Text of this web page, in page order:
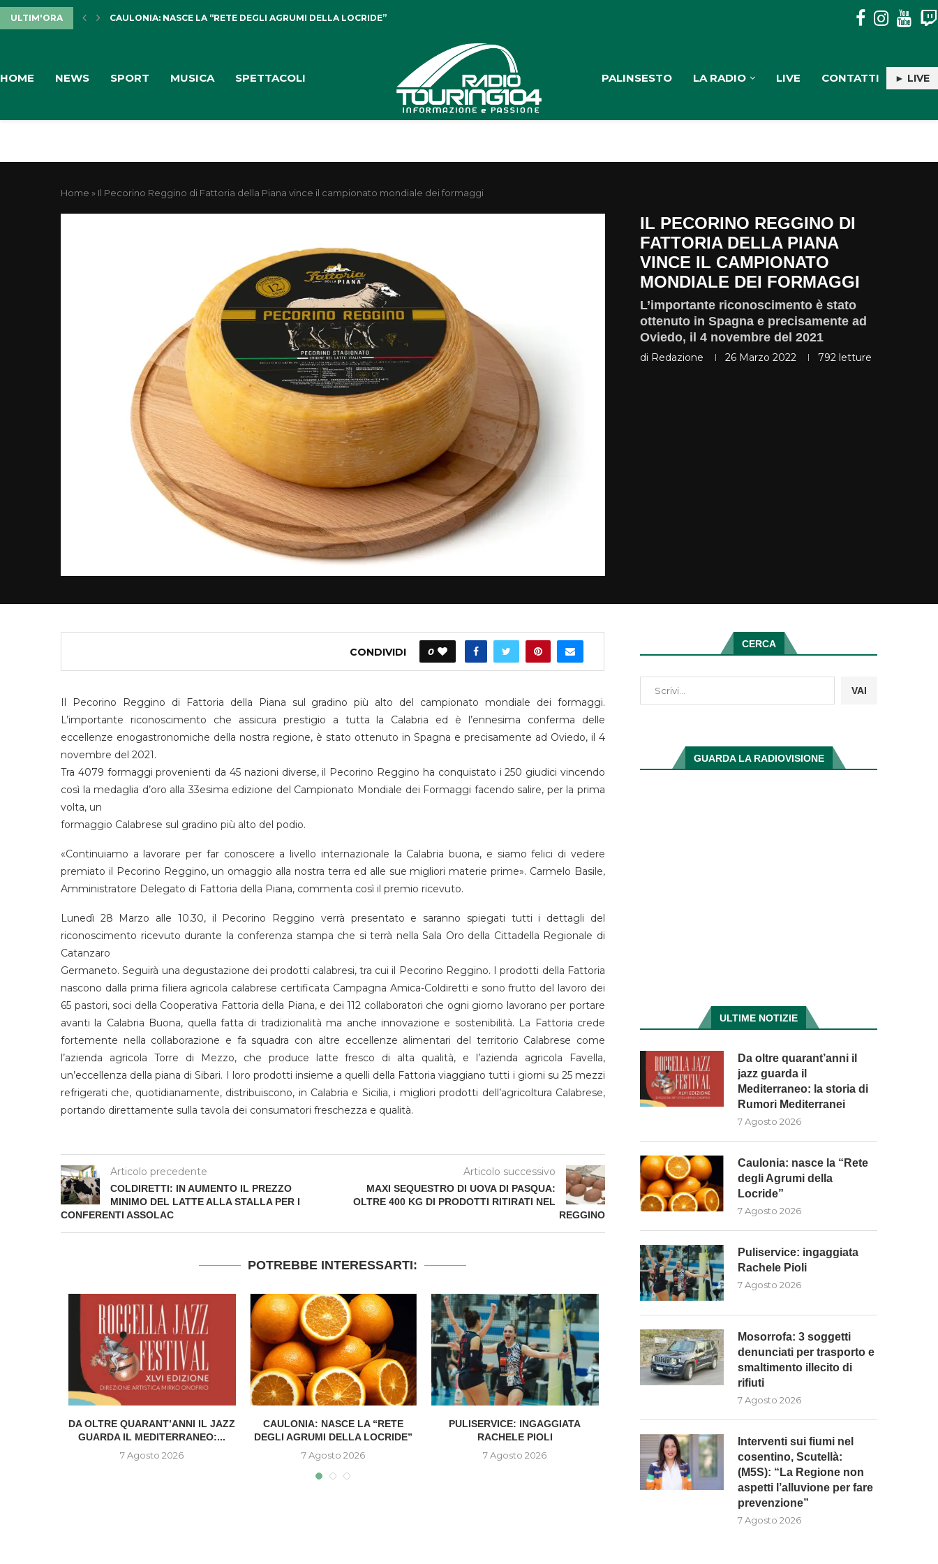
ULTIM'ORA CAULONIA: NASCE LA “RETE DEGLI AGRUMI DELLA LOCRIDE” PULISERVICE: INGAGGIATA RACHELE PIOLI
HOME NEWS SPORT MUSICA SPETTACOLI PALINSESTO LA RADIO LIVE CONTATTI ► LIVE
Home » Il Pecorino Reggino di Fattoria della Piana vince il campionato mondiale dei formaggi
IL PECORINO REGGINO DI
FATTORIA DELLA PIANA
VINCE IL CAMPIONATO
MONDIALE DEI FORMAGGI
L’importante riconoscimento è stato
ottenuto in Spagna e precisamente ad
Oviedo, il 4 novembre del 2021
di Redazione 26 Marzo 2022 792 letture
CONDIVIDI 0
Il Pecorino Reggino di Fattoria della Piana sul gradino più alto del campionato mondiale dei formaggi.
L’importante riconoscimento che assicura prestigio a tutta la Calabria ed è l’ennesima conferma delle
eccellenze enogastronomiche della nostra regione, è stato ottenuto in Spagna e precisamente ad Oviedo, il 4
novembre del 2021.
Tra 4079 formaggi provenienti da 45 nazioni diverse, il Pecorino Reggino ha conquistato i 250 giudici vincendo
così la medaglia d’oro alla 33esima edizione del Campionato Mondiale dei Formaggi facendo salire, per la prima
volta, un
formaggio Calabrese sul gradino più alto del podio.
«Continuiamo a lavorare per far conoscere a livello internazionale la Calabria buona, e siamo felici di vedere
premiato il Pecorino Reggino, un omaggio alla nostra terra ed alle sue migliori materie prime». Carmelo Basile,
Amministratore Delegato di Fattoria della Piana, commenta così il premio ricevuto.
Lunedì 28 Marzo alle 10.30, il Pecorino Reggino verrà presentato e saranno spiegati tutti i dettagli del
riconoscimento ricevuto durante la conferenza stampa che si terrà nella Sala Oro della Cittadella Regionale di
Catanzaro
Germaneto. Seguirà una degustazione dei prodotti calabresi, tra cui il Pecorino Reggino. I prodotti della Fattoria
nascono dalla prima filiera agricola calabrese certificata Campagna Amica-Coldiretti e sono frutto del lavoro dei
65 pastori, soci della Cooperativa Fattoria della Piana, e dei 112 collaboratori che ogni giorno lavorano per portare
avanti la Calabria Buona, quella fatta di tradizionalità ma anche innovazione e sostenibilità. La Fattoria crede
fortemente nella collaborazione e fa squadra con altre eccellenze alimentari del territorio Calabrese come
l’azienda agricola Torre di Mezzo, che produce latte fresco di alta qualità, e l’azienda agricola Favella,
un’eccellenza della piana di Sibari. I loro prodotti insieme a quelli della Fattoria viaggiano tutti i giorni su 25 mezzi
refrigerati che, quotidianamente, distribuiscono, in Calabria e Sicilia, i migliori prodotti dell’agricoltura Calabrese,
portando direttamente sulla tavola dei consumatori freschezza e qualità.
Articolo precedente
COLDIRETTI: IN AUMENTO IL PREZZO
MINIMO DEL LATTE ALLA STALLA PER I
CONFERENTI ASSOLAC
Articolo successivo
MAXI SEQUESTRO DI UOVA DI PASQUA:
OLTRE 400 KG DI PRODOTTI RITIRATI NEL
REGGINO
POTREBBE INTERESSARTI:
DA OLTRE QUARANT’ANNI IL JAZZ
GUARDA IL MEDITERRANEO:...
7 Agosto 2026
CAULONIA: NASCE LA “RETE
DEGLI AGRUMI DELLA LOCRIDE”
7 Agosto 2026
PULISERVICE: INGAGGIATA
RACHELE PIOLI
7 Agosto 2026
MOSORROFA: 3 SOGGETTI
DENUNCIATI PER TRASPORTO E
SMALTIMENTO...
7 Agosto 2026
INTERVENTI SUI FIUMI
COSENTINO, SCUTELLÀ:
7 Agosto 2026
CERCA
VAI
GUARDA LA RADIOVISIONE
ULTIME NOTIZIE
Da oltre quarant’anni il
jazz guarda il
Mediterraneo: la storia di
Rumori Mediterranei
7 Agosto 2026
Caulonia: nasce la “Rete
degli Agrumi della
Locride”
7 Agosto 2026
Puliservice: ingaggiata
Rachele Pioli
7 Agosto 2026
Mosorrofa: 3 soggetti
denunciati per trasporto e
smaltimento illecito di
rifiuti
7 Agosto 2026
Interventi sui fiumi nel
cosentino, Scutellà:
(M5S): “La Regione non
aspetti l’alluvione per fare
prevenzione”
7 Agosto 2026